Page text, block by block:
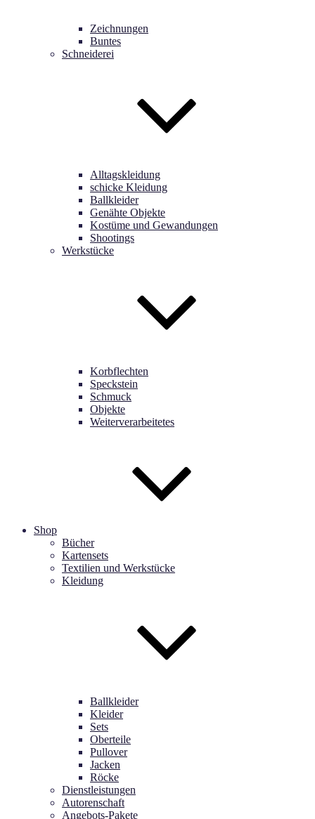
Zeichnungen
Buntes
Schneiderei
Alltagskleidung
schicke Kleidung
Ballkleider
Genähte Objekte
Kostüme und Gewandungen
Shootings
Werkstücke
Korbflechten
Speckstein
Schmuck
Objekte
Weiterverarbeitetes
Shop
Bücher
Kartensets
Textilien und Werkstücke
Kleidung
Ballkleider
Kleider
Sets
Oberteile
Pullover
Jacken
Röcke
Dienstleistungen
Autorenschaft
Angebots-Pakete